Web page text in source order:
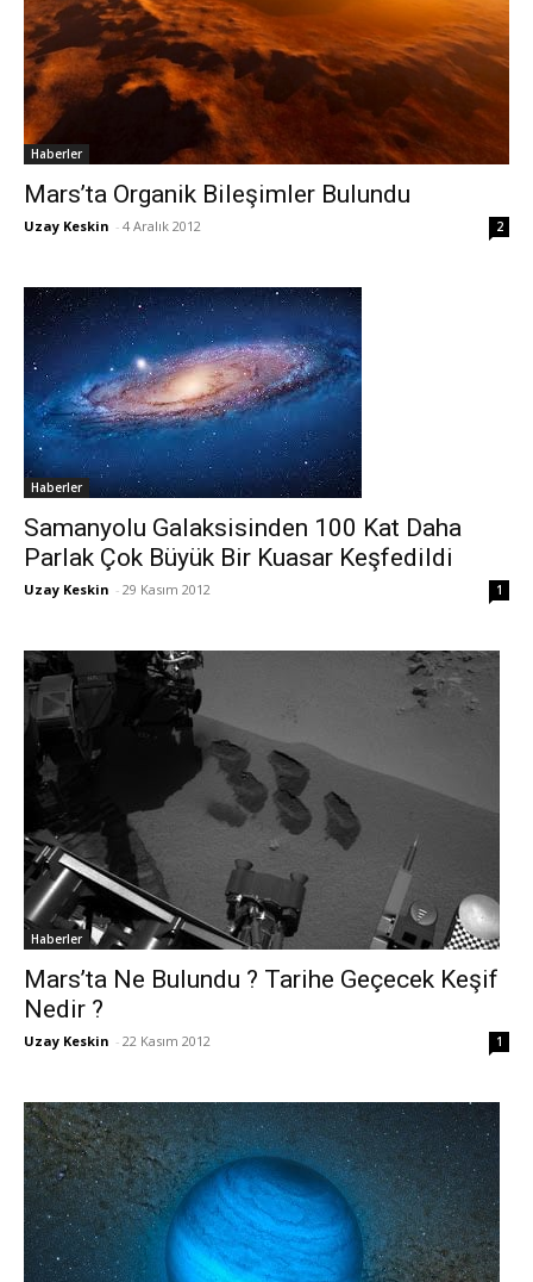
Haberler
Mars’ta Organik Bileşimler Bulundu
Uzay Keskin - 4 Aralık 2012 2
Haberler
Samanyolu Galaksisinden 100 Kat Daha
Parlak Çok Büyük Bir Kuasar Keşfedildi
Uzay Keskin - 29 Kasım 2012 1
Haberler
Mars’ta Ne Bulundu ? Tarihe Geçecek Keşif
Nedir ?
Uzay Keskin - 22 Kasım 2012 1